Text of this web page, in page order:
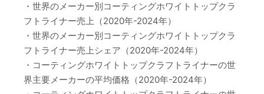
・世界のメーカー別コーティングホワイトトップクラ
フトライナー売上（2020年-2024年）
・世界のメーカー別コーティングホワイトトップクラ
フトライナー売上シェア（2020年-2024年）
・コーティングホワイトトップクラフトライナーの世
界主要メーカーの平均価格（2020年-2024年）